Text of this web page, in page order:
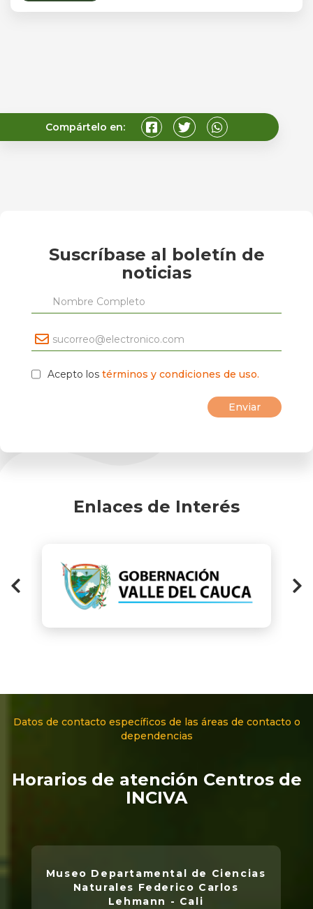
Compártelo en:
Suscríbase al boletín de
noticias
Acepto los términos y condiciones de uso.
Enlaces de Interés
Datos de contacto específicos de las áreas de contacto o
dependencias
Horarios de atención Centros de
INCIVA
Museo Departamental de Ciencias
Naturales Federico Carlos
Lehmann - Cali